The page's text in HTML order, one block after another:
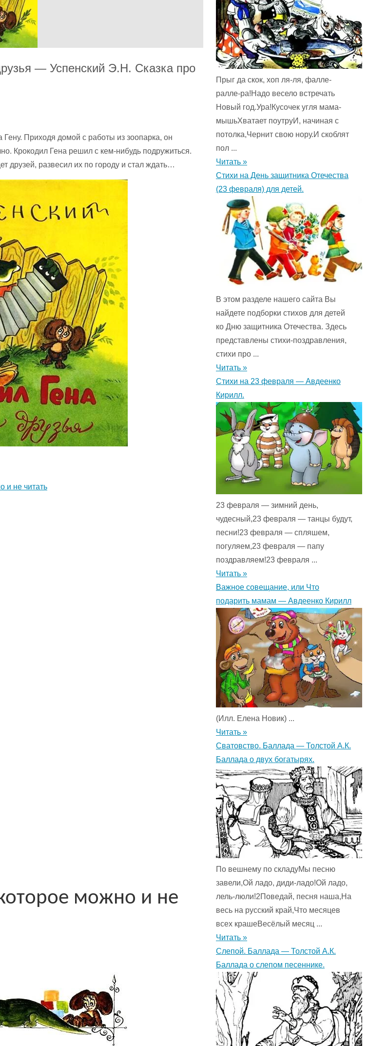
— Успенский Э.Н. Сказка про
Гену. Приходя домой с работы из зоопарка, он
Крокодил Гена решил с кем-нибудь подружиться.
друзей, развесил их по городу и стал ждать…
и не читать
можно и не
Прыг да скок, хоп ля-ля, фалле-
ралле-ра!Надо весело встречать
Новый год.Ура!Кусочек угля мама-
мышьХватает поутруИ, начиная с
потолка,Чернит свою нору.И скоблят
пол ...
Читать »
Стихи на День защитника Отечества
(23 февраля) для детей.
В этом разделе нашего сайта Вы
найдете подборки стихов для детей
ко Дню защитника Отечества. Здесь
представлены стихи-поздравления,
стихи про ...
Читать »
Стихи на 23 февраля — Авдеенко
Кирилл.
23 февраля — зимний день,
чудесный,23 февраля — танцы будут,
песни!23 февраля — спляшем,
погуляем,23 февраля — папу
поздравляем!23 февраля ...
Читать »
Важное совещание, или Что
подарить мамам — Авдеенко Кирилл
(Илл. Елена Новик) ...
Читать »
Сватовство. Баллада — Толстой А.К.
Баллада о двух богатырях.
По вешнему по складуМы песню
завели,Ой ладо, диди-ладо!Ой ладо,
лель-люли!2Поведай, песня наша,На
весь на русский край,Что месяцев
всех крашеВесёлый месяц ...
Читать »
Слепой. Баллада — Толстой А.К.
Баллада о слепом песеннике.